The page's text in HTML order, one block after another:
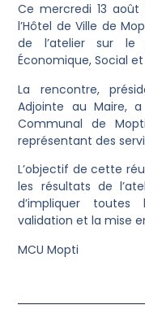
Ce mercredi 13 août
l’Hôtel de Ville de
de l’atelier sur le
Économique, Social
La rencontre,
Adjointe au Maire,
Communal de
représentant des
L’objectif de cette
les résultats de
d’impliquer
validation et la mise
MCU Mopti